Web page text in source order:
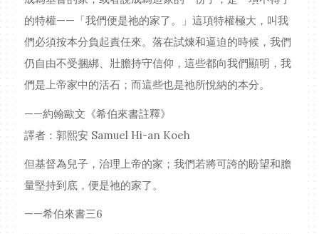
的特權——「我們便是祂的家了。」這項特權極大，叫我
們必須按本分負起責任來。落在試煉和逼迫的時候，我們
仍自由不受捆綁、壯膽持守信仰，這些都向我們顯明，我
們是上帝家中的活石；而這些也是祂所悅納的本分。
——約翰歐文《希伯來書註釋》
譯者：郭熙安 Samuel Hi-an Koeh
但基督為兒子，治理上帝的家；我們若將可誇的盼望和膽
量堅持到底，便是祂的家了。
——希伯來書三6